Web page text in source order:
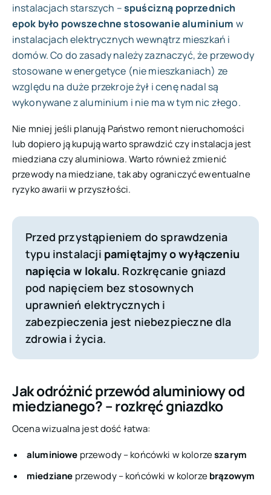
instalacjach starszych –spuścizną poprzednich
epok było powszechne stosowanie aluminium w
instalacjach elektrycznych wewnątrz mieszkań i
domów. Co do zasady należy zaznaczyć, że przewody
stosowane w energetyce (nie mieszkaniach) ze
względu na duże przekroje żył i cenę nadal są
wykonywane z aluminium i nie ma w tym nic złego.
Nie mniej jeśli planują Państwo remont nieruchomości
lub dopiero ją kupują warto sprawdzić czy instalacja jest
miedziana czy aluminiowa. Warto również zmienić
przewody na miedziane, tak aby ograniczyć ewentualne
ryzyko awarii w przyszłości.
Przed przystąpieniem do sprawdzenia
typu instalacji pamiętajmy o wyłączeniu
napięcia w lokalu. Rozkręcanie gniazd
pod napięciem bez stosownych
uprawnień elektrycznych i
zabezpieczenia jest niebezpieczne dla
zdrowia i życia.
Jak odróżnić przewód aluminiowy od
miedzianego? – rozkręć gniazdko
Ocena wizualna jest dość łatwa:
aluminiowe przewody – końcówki w kolorzeszarym
miedziane przewody – końcówki w kolorzebrązowym